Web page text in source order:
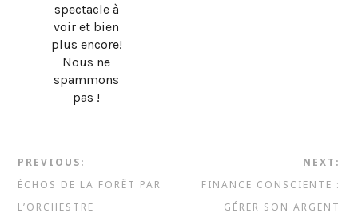
spectacle à
voir et bien
plus encore!
Nous ne
spammons
pas !
PREVIOUS:
ÉCHOS DE LA FORÊT PAR
L’ORCHESTRE
NEXT:
FINANCE CONSCIENTE :
GÉRER SON ARGENT